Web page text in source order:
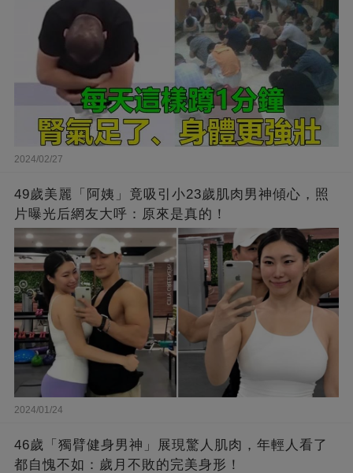
2024/02/27
49歲美麗「阿姨」竟吸引小23歲肌肉男神傾心，照
片曝光后網友大呼：原來是真的！
2024/01/24
46歲「獨臂健身男神」展現驚人肌肉，年輕人看了
都自愧不如：歲月不敗的完美身形！